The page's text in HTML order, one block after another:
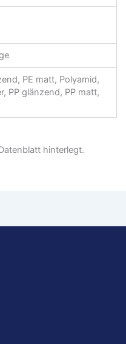
PE matt, Polyamid,
PP glänzend, PP matt,
hinterlegt.